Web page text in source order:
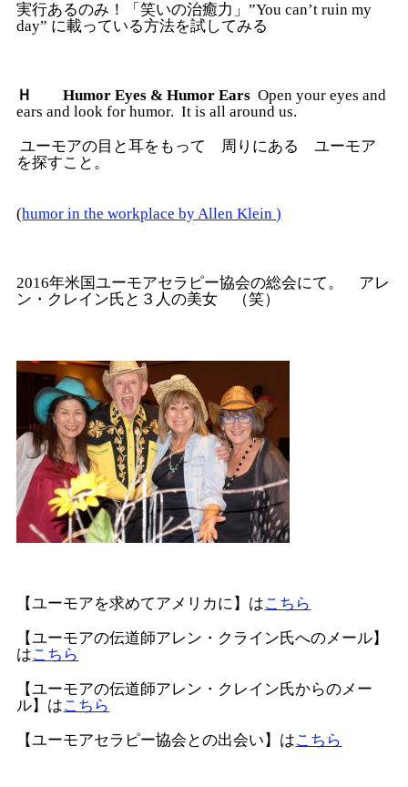
実行あるのみ！「笑いの治癒力」”You can’t ruin my
day” に載っている方法を試してみる
Ｈ Humor Eyes & Humor Ears Open your eyes and
ears and look for humor. It is all around us.
ユーモアの目と耳をもって 周りにある ユーモア
を探すこと。
(humor in the workplace by Allen Klein )
2016年米国ユーモアセラピー協会の総会にて。 アレ
ン・クレイン氏と３人の美女 （笑）
【ユーモアを求めてアメリカに】はこちら
【ユーモアの伝道師アレン・クライン氏へのメール】
はこちら
【ユーモアの伝道師アレン・クレイン氏からのメー
ル】はこちら
【ユーモアセラピー協会との出会い】はこちら